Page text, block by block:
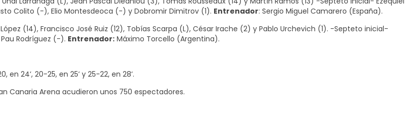
Colito (-), Elio Montesdeoca (-) y Dobromir Dimitrov (1). Entrenador: Sergio Miguel Camarero (España).
(14), Francisco José Ruiz (12), Tobías Scarpa (L), César Irache (2) y Pablo Urchevich (1). -Septeto inicial-
Rodríguez (-). Entrenador: Máximo Torcello (Argentina).
24’, 20-25, en 25’ y 25-22, en 28’.
Canaria Arena acudieron unos 750 espectadores.